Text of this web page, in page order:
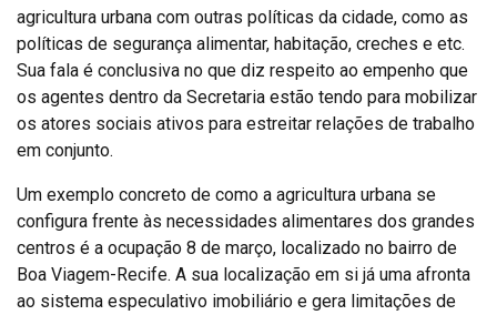
agricultura urbana com outras políticas da cidade, como as
políticas de segurança alimentar, habitação, creches e etc.
Sua fala é conclusiva no que diz respeito ao empenho que
os agentes dentro da Secretaria estão tendo para mobilizar
os atores sociais ativos para estreitar relações de trabalho
em conjunto.
Um exemplo concreto de como a agricultura urbana se
configura frente às necessidades alimentares dos grandes
centros é a ocupação 8 de março, localizado no bairro de
Boa Viagem-Recife. A sua localização em si já uma afronta
ao sistema especulativo imobiliário e gera limitações de